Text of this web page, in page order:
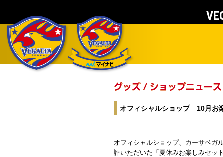
オフィシャルショップ 10月お
オフィシャルショップ、カーサベガ
評いただいた「夏休みお楽しみセッ